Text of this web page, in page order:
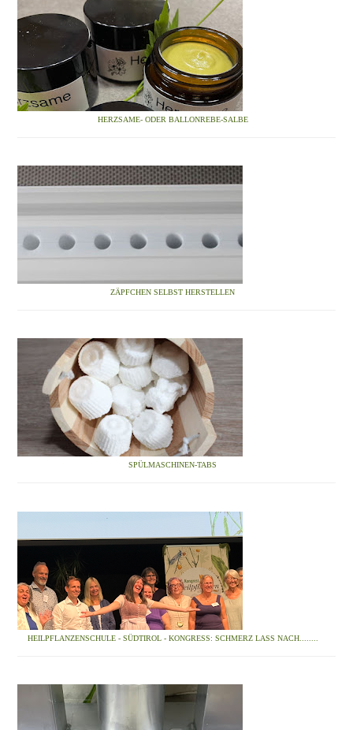
HERZSAME- ODER BALLONREBE-SALBE
ZÄPFCHEN SELBST HERSTELLEN
SPÜLMASCHINEN-TABS
HEILPFLANZENSCHULE - SÜDTIROL - KONGRESS: SCHMERZ LASS NACH........